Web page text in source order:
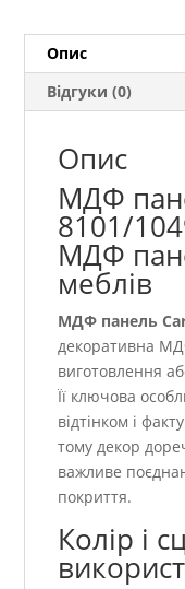
Опис
Відгуки (0)
Опис
МДФ
8101/
МДФ
меблів
МДФ панель
декоративна
виготовлення
Її ключова
відтінком і
тому декор
важливе
покриття.
Колір і